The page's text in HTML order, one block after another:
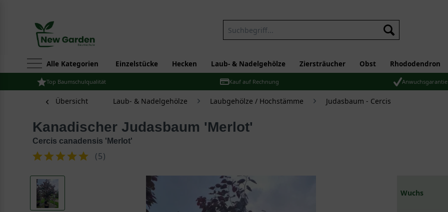
Alle Kategorien Einzelstücke Hecken Laub- & Nadelgehölze Ziersträucher Obst Rhododendron
Top Baumschulqualität Kauf auf Rechnung Anwuchsgarantie
Übersicht Laub- & Nadelgehölze Laubgehölze / Hochstämme Judasbaum - Cercis
Kanadischer Judasbaum 'Merlot'
Cercis canadensis 'Merlot'
(5)
Wuchs